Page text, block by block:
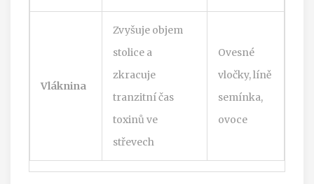
Vláknina
Zvyšuje objem
stolice a
zkracuje
tranzitní čas
toxinů ve
střevech
Ovesné
vločky, líně
semínka,
ovoce